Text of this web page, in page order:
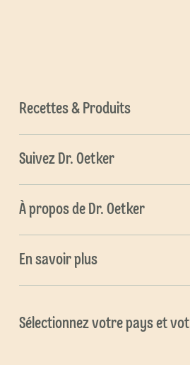
Recettes & Produits
Suivez Dr. Oetker
À propos de Dr. Oetker
En savoir plus
Sélectionnez votre pays et